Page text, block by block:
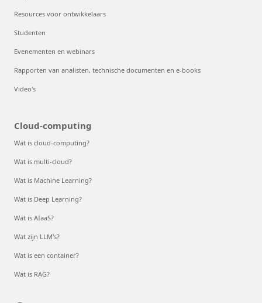
Resources voor ontwikkelaars
Studenten
Evenementen en webinars
Rapporten van analisten, technische documenten en e-books
Video's
Cloud-computing
Wat is cloud-computing?
Wat is multi-cloud?
Wat is Machine Learning?
Wat is Deep Learning?
Wat is AIaaS?
Wat zijn LLM's?
Wat is een container?
Wat is RAG?